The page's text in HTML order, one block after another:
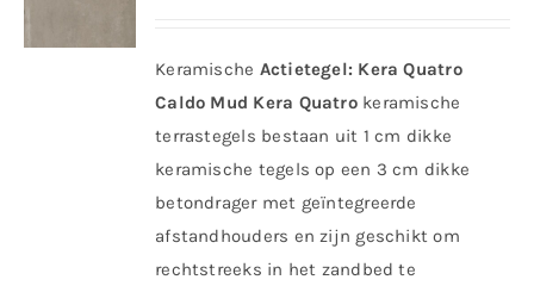
Keramische Actietegel: Kera Quatro
Caldo Mud Kera Quatrokeramische
terrastegels bestaan uit 1 cm dikke
keramische tegels op een 3 cm dikke
betondrager met geïntegreerde
afstandhouders en zijn geschikt om
rechtstreeks in het zandbed te